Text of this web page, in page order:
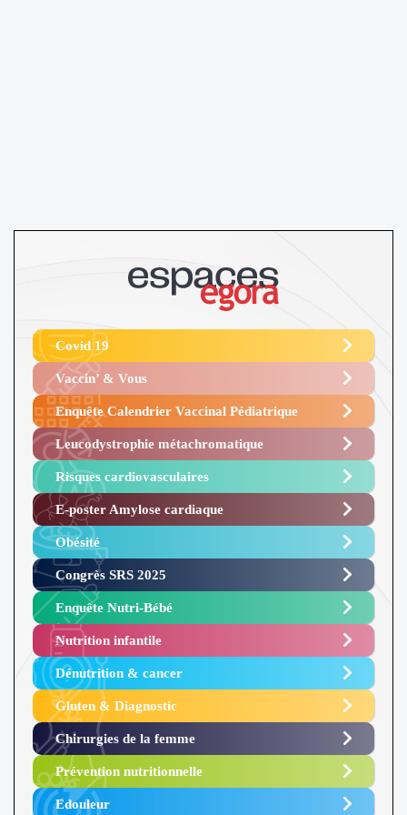
Covid 19
Vaccin’ & Vous
Enquête Calendrier Vaccinal Pédiatrique
Leucodystrophie métachromatique
Risques cardiovasculaires
E-poster Amylose cardiaque ​
Obésité ​
Congrès SRS 2025 ​
Enquête Nutri-Bébé ​
Nutrition infantile
Dénutrition & cancer
Gluten & Diagnostic
Chirurgies de la femme
Prévention nutritionnelle
Edouleur​